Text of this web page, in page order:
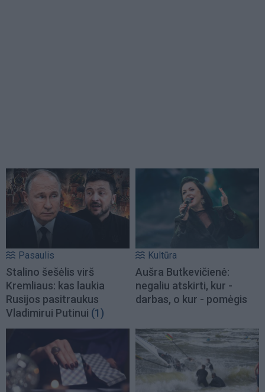
Pasaulis
Stalino šešėlis virš
Kremliaus: kas laukia
Rusijos pasitraukus
Vladimirui Putinui (1)
Kultūra
Aušra Butkevičienė:
negaliu atskirti, kur -
darbas, o kur - pomėgis